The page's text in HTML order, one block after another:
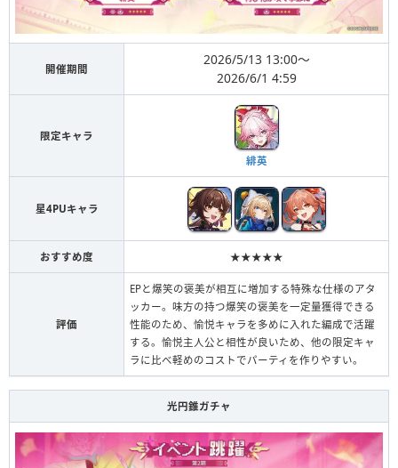
開催期間
2026/5/13 13:00〜
2026/6/1 4:59
限定キャラ
緋英
星4PUキャラ
おすすめ度 ★★★★★
評価
EPと爆笑の褒美が相互に増加する特殊な仕様のアタ
ッカー。味方の持つ爆笑の褒美を一定量獲得できる
性能のため、愉悦キャラを多めに入れた編成で活躍
する。愉悦主人公と相性が良いため、他の限定キャ
ラに比べ軽めのコストでパーティを作りやすい。
光円錐ガチャ